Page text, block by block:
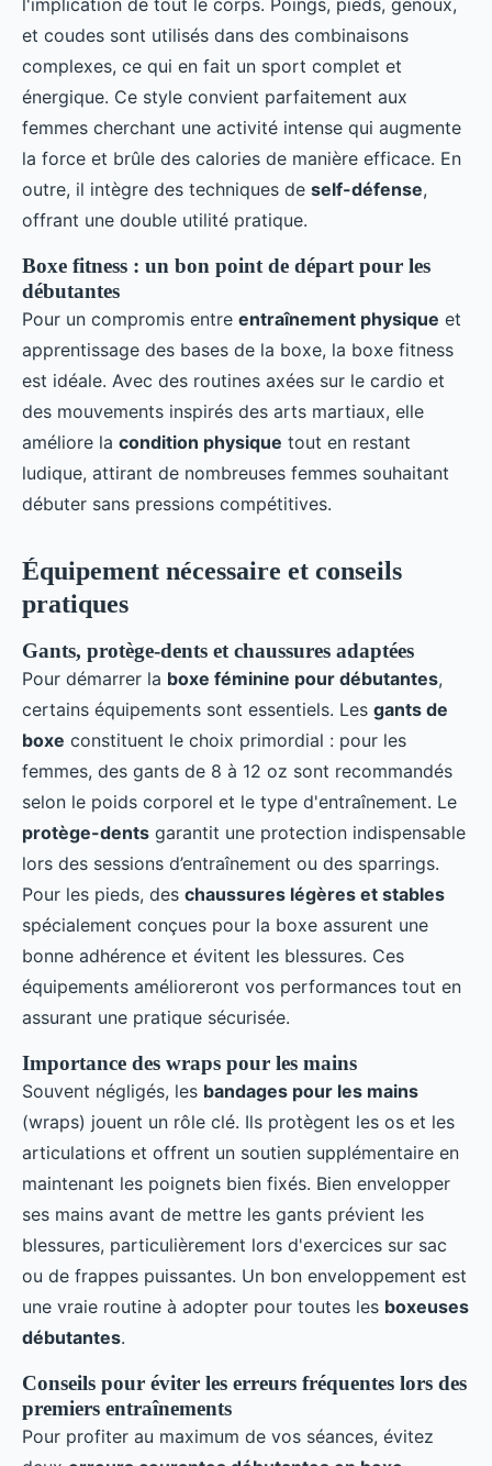
et coudes sont utilisés dans des combinaisons
complexes, ce qui en fait un sport complet et
énergique. Ce style convient parfaitement aux
femmes cherchant une activité intense qui augmente
la force et brûle des calories de manière efficace. En
outre, il intègre des techniques de self-défense,
offrant une double utilité pratique.
Boxe fitness : un bon point de départ pour les
débutantes
Pour un compromis entre entraînement physique et
apprentissage des bases de la boxe, la boxe fitness
est idéale. Avec des routines axées sur le cardio et
des mouvements inspirés des arts martiaux, elle
améliore la condition physique tout en restant
ludique, attirant de nombreuses femmes souhaitant
débuter sans pressions compétitives.
Équipement nécessaire et conseils
pratiques
Gants, protège-dents et chaussures adaptées
Pour démarrer la boxe féminine pour débutantes,
certains équipements sont essentiels. Les gants de
boxe constituent le choix primordial : pour les
femmes, des gants de 8 à 12 oz sont recommandés
selon le poids corporel et le type d'entraînement. Le
protège-dents garantit une protection indispensable
lors des sessions d’entraînement ou des sparrings.
Pour les pieds, des chaussures légères et stables
spécialement conçues pour la boxe assurent une
bonne adhérence et évitent les blessures. Ces
équipements amélioreront vos performances tout en
assurant une pratique sécurisée.
Importance des wraps pour les mains
Souvent négligés, les bandages pour les mains
(wraps) jouent un rôle clé. Ils protègent les os et les
articulations et offrent un soutien supplémentaire en
maintenant les poignets bien fixés. Bien envelopper
ses mains avant de mettre les gants prévient les
blessures, particulièrement lors d'exercices sur sac
ou de frappes puissantes. Un bon enveloppement est
une vraie routine à adopter pour toutes les boxeuses
débutantes.
Conseils pour éviter les erreurs fréquentes lors des
premiers entraînements
Pour profiter au maximum de vos séances, évitez